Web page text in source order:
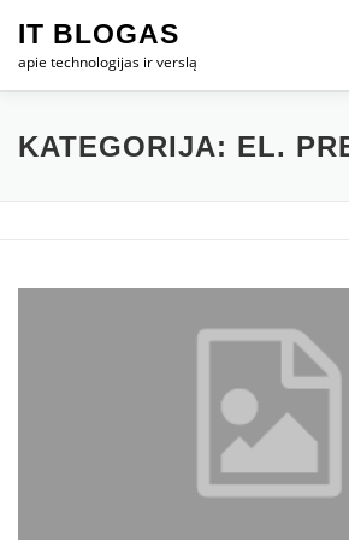
turinio
IT BLOGAS
apie technologijas ir verslą
PRADŽIA IT VERSLAS
KATEGORIJA: EL.